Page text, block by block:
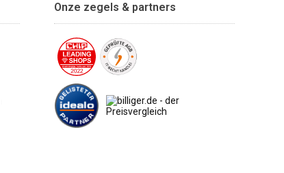
Onze zegels & partners